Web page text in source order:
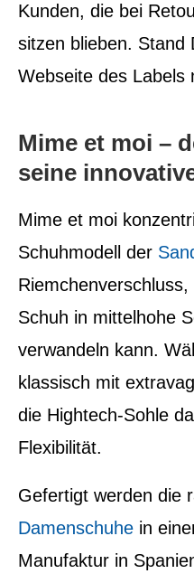
Kunden, die bei
sitzen blieben. Stand
Webseite des Labels
Mime et moi –
seine
Mime et moi
Schuhmodell der
Schuh in mittelhohe
verwandeln kann.
klassisch mit
die Hightech-Sohle
Flexibilität.
Gefertigt werden die
Damenschuhe in
Manufaktur in